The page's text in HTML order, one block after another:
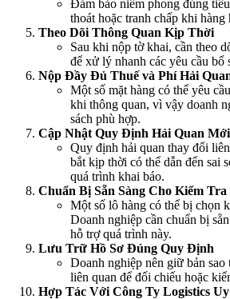
Đảm bảo niêm phong đúng
thoát hoặc tranh chấp khi hàng
Theo Dõi Thông Quan Kịp Thời
Sau khi nộp tờ khai, cần theo
để xử lý nhanh các yêu cầu bổ
Nộp Đầy Đủ Thuế và Phí Hải
Một số mặt hàng có thể yêu
khi thông quan, vì vậy doanh
sách phù hợp.
Cập Nhật Quy Định Hải Quan
Quy định hải quan thay đổi
bắt kịp thời có thể dẫn đến sai
quá trình khai báo.
Chuẩn Bị Sẵn Sàng Cho Kiểm Tra
Một số lô hàng có thể bị chọn
Doanh nghiệp cần chuẩn bị
hỗ trợ quá trình này.
Lưu Trữ Hồ Sơ Đúng Quy Định
Doanh nghiệp nên giữ bản
liên quan để đối chiếu hoặc
Hợp Tác Với Công Ty Logistics